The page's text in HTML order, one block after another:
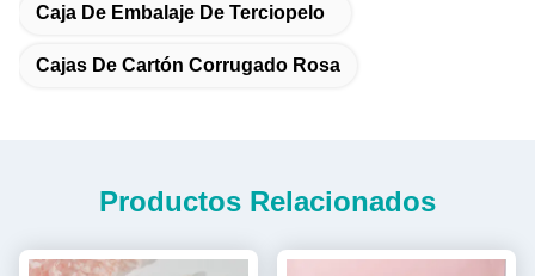
Caja De Embalaje De Terciopelo
Cajas De Cartón Corrugado Rosa
Productos Relacionados